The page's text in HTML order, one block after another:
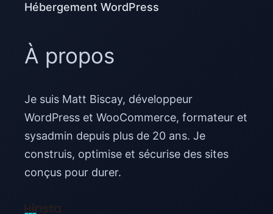
Hébergement WordPress
À propos
Je suis Matt Biscay, développeur
WordPress et WooCommerce, formateur et
sysadmin depuis plus de 20 ans. Je
construis, optimise et sécurise des sites
conçus pour durer.